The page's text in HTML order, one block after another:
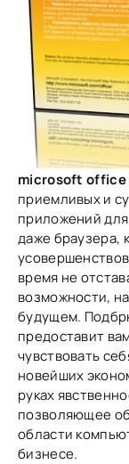
microsoft office
приемливых и
приложений
даже браузера,
время не
возможности,
будущем.
предоставит
чувствовать
новейших
руках
позволяющее
области
бизнесе.